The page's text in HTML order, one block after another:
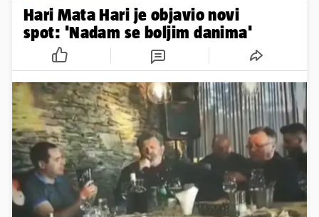
Hari Mata Hari je objavio novi
spot: 'Nadam se boljim danima'